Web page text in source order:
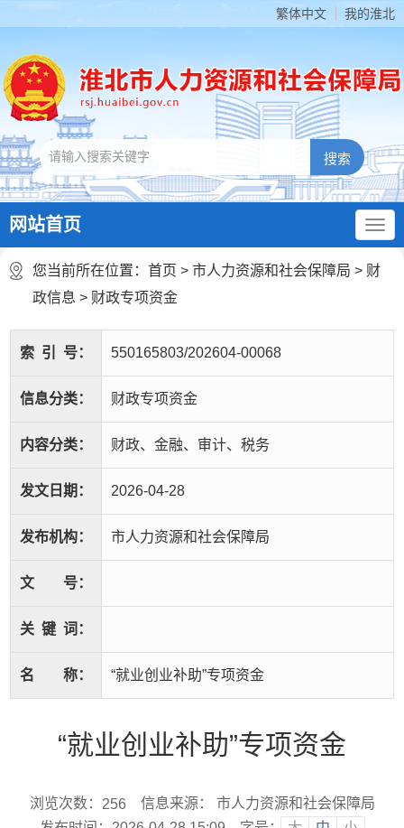
繁体中文 我的淮北
网站首页
您当前所在位置： 首页 > 市人力资源和社会保障局 > 财
政信息 > 财政专项资金
索 引 号： 550165803/202604-00068
信息分类： 财政专项资金
内容分类： 财政、金融、审计、税务
发文日期： 2026-04-28
发布机构： 市人力资源和社会保障局
文 号：
关 键 词：
名 称： “就业创业补助”专项资金
“就业创业补助”专项资金
浏览次数： 256
信息来源： 市人力资源和社会保障局